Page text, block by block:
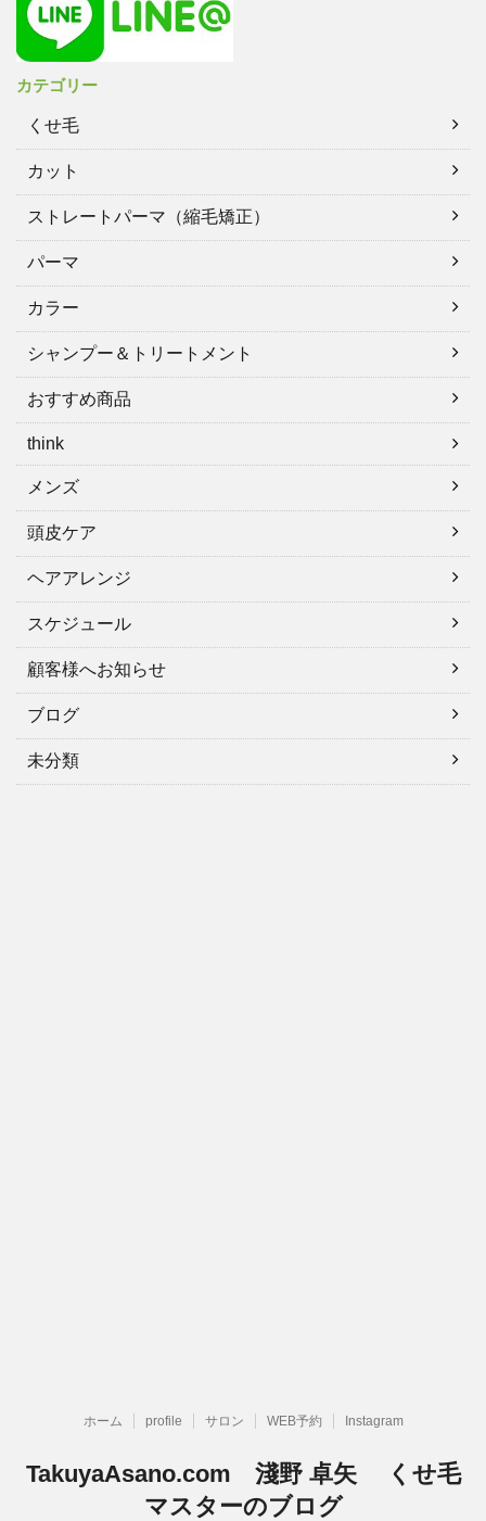
カテゴリー
くせ毛
カット
ストレートパーマ（縮毛矯正）
パーマ
カラー
シャンプー＆トリートメント
おすすめ商品
think
メンズ
頭皮ケア
ヘアアレンジ
スケジュール
顧客様へお知らせ
ブログ
未分類
ホーム profile サロン WEB予約 Instagram
TakuyaAsano.com 淺野 卓矢 くせ毛
マスターのブログ